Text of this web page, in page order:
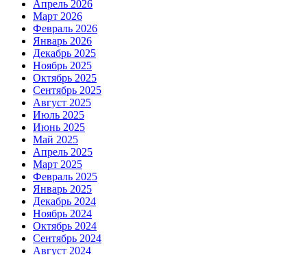
Апрель 2026
Март 2026
Февраль 2026
Январь 2026
Декабрь 2025
Ноябрь 2025
Октябрь 2025
Сентябрь 2025
Август 2025
Июль 2025
Июнь 2025
Май 2025
Апрель 2025
Март 2025
Февраль 2025
Январь 2025
Декабрь 2024
Ноябрь 2024
Октябрь 2024
Сентябрь 2024
Август 2024